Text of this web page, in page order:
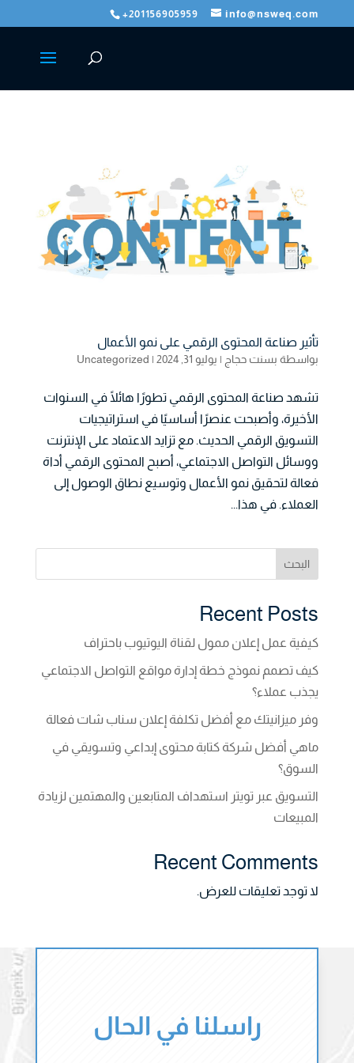
+201156905959 info@nsweq.com
تأثير صناعة المحتوى الرقمي على نمو الأعمال
بواسطة بسنت حجاج | يوليو 31, 2024 |
Uncategorized
تشهد صناعة المحتوى الرقمي تطورًا هائلًا في السنوات
الأخيرة، وأصبحت عنصرًا أساسيًا في استراتيجيات
التسويق الرقمي الحديث. مع تزايد الاعتماد على الإنترنت
ووسائل التواصل الاجتماعي، أصبح المحتوى الرقمي أداة
فعالة لتحقيق نمو الأعمال وتوسيع نطاق الوصول إلى
العملاء. في هذا...
البحث
Recent Posts
كيفية عمل إعلان ممول لقناة اليوتيوب باحتراف
كيف تصمم نموذج خطة إدارة مواقع التواصل الاجتماعي
يجذب عملاء؟
وفر ميزانيتك مع أفضل تكلفة إعلان سناب شات فعالة
ماهي أفضل شركة كتابة محتوى إبداعي وتسويقي في
السوق؟
التسويق عبر تويتر استهداف المتابعين والمهتمين لزيادة
المبيعات
Recent Comments
لا توجد تعليقات للعرض.
راسلنا في الحال